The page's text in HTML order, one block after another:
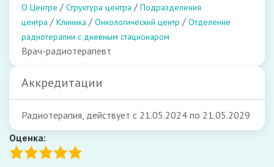
О Центре / Структура центра / Подразделения
центра / Клиника / Онкологический центр / Отделение
радиотерапии с дневным стационаром
Врач-радиотерапевт
Аккредитации
Радиотерапия, действует с 21.05.2024 по 21.05.2029
Оценка:
Форма записи на прием